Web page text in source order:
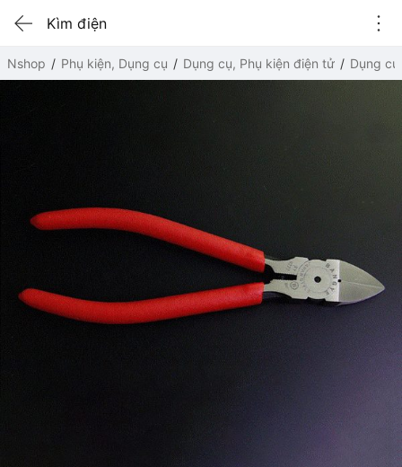
Kìm điện
Nshop Phụ kiện, Dụng cụ Dụng cụ, Phụ kiện điện tử Dụng